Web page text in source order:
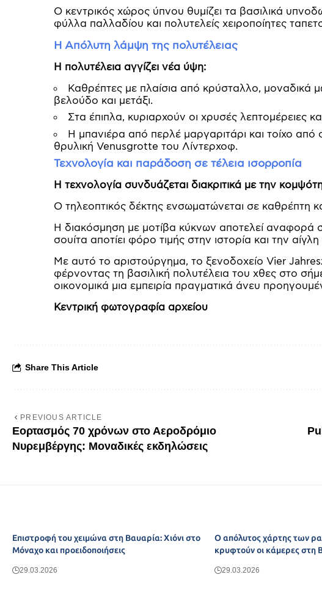
Ο κεντρικός χώρος ύπνου θυμίζει τα βασιλικά
φύλλα παλλαδίου και πολυτελείς χειροποίητες
Η Απόλυτη λάμψη της πολυτέλειας
Η πολυτέλεια αγγίζει νέα ύψη:
Καθρέπτες με πλαίσια από κρύσταλλο, μοναδικά
βελούδο και μετάξι.
Στα έπιπλα, κυριαρχούν οι χρυσές λεπτομέρειες
Η μπανιέρα από περλέ μαργαριτάρι και τοίχο
θρυλική Venusgrotte του Λίντερχοφ.
Τεχνολογία και παράδοση σε τέλεια ισορροπία
Η τεχνολογία συνδυάζεται διακριτικά με την
Ο τηλεοπτικός δέκτης ενσωματώνεται σε καθρέπτη
Η διακόσμηση με μοτίβα κύκνων αποτελεί
σουίτα αποτίει φόρο τιμής στην ιστορία και την
Με αυτό το αριστούργημα, το ξενοδοχείο Vier
φέρνοντας τη βασιλική πολυτέλεια του χθες στο
οικονομικά μια εμπειρία πραγματικά άνευ
Κεντρική φωτογραφία αρχείου
Share This Article
PREVIOUS ARTICLE
Εορτασμός 70 χρόνων στο Αεροδρόμιο
Νυρεμβέργης: Μοναδικές εκδηλώσεις
Επιστροφή του χειμώνα στη Βαυαρία: Χιόνι στο
Μόναχο και προειδοποιήσεις
29.03.2026
Ο απόλυτος χάρτης των
κρυφτούν οι κάμερες στη
29.03.2026